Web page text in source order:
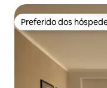
Preferido dos
Preferido dos